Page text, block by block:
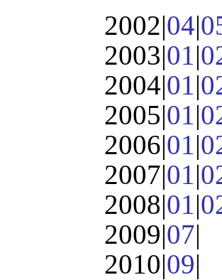
2002|04|
2003|01|
2004|01|
2005|01|
2006|01|
2007|01|
2008|01|
2009|07|
2010|09|